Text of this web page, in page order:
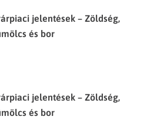
jelentések – Zöldség,
és bor
jelentések – Zöldség,
és bor